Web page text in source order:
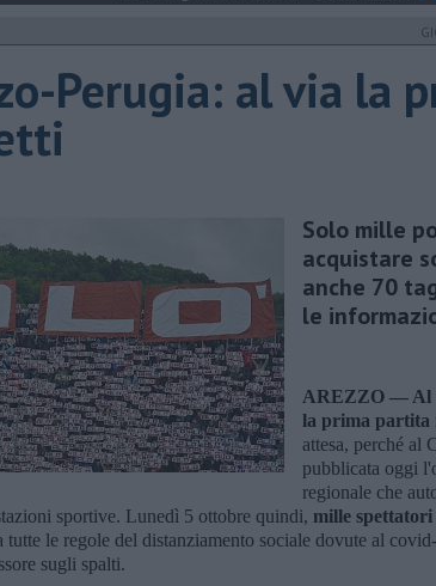
Perugia: al via la
Solo mille
acquistare
anche 70
le
AREZZO — Al
la prima partita
attesa, perché al
pubblicata oggi
regionale che
sportive. Lunedì 5 ottobre quindi, mille
tutte le regole del distanziamento sociale dovute al
sugli spalti.